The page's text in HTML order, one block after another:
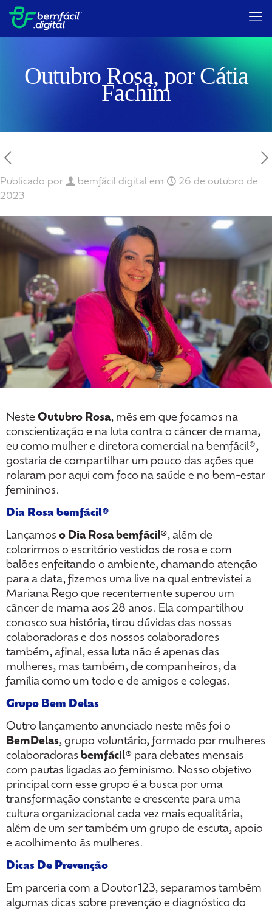
Outubro Rosa, por Cátia
Fachim
Publicado por bemfácil digital em
26 de outubro de
2023
Neste Outubro Rosa, mês em que focamos na
conscientização e na luta contra o câncer de mama,
eu como mulher e diretora comercial na bemfácil®,
gostaria de compartilhar um pouco das ações que
rolaram por aqui com foco na saúde e no bem-estar
femininos.
Dia Rosa bemfácil®
Lançamos o Dia Rosa bemfácil®, além de
colorirmos o escritório vestidos de rosa e com
balões enfeitando o ambiente, chamando atenção
para a data, fizemos uma live na qual entrevistei a
Mariana Rego que recentemente superou um
câncer de mama aos 28 anos. Ela compartilhou
conosco sua história, tirou dúvidas das nossas
colaboradoras e dos nossos colaboradores
também, afinal, essa luta não é apenas das
mulheres, mas também, de companheiros, da
família como um todo e de amigos e colegas.
Grupo Bem Delas
Outro lançamento anunciado neste mês foi o
BemDelas, grupo voluntário, formado por mulheres
colaboradoras bemfácil® para debates mensais
com pautas ligadas ao feminismo. Nosso objetivo
principal com esse grupo é a busca por uma
transformação constante e crescente para uma
cultura organizacional cada vez mais equalitária,
além de um ser também um grupo de escuta, apoio
e acolhimento às mulheres.
Dicas De Prevenção
Em parceria com a Doutor123, separamos também
algumas dicas sobre prevenção e diagnóstico do